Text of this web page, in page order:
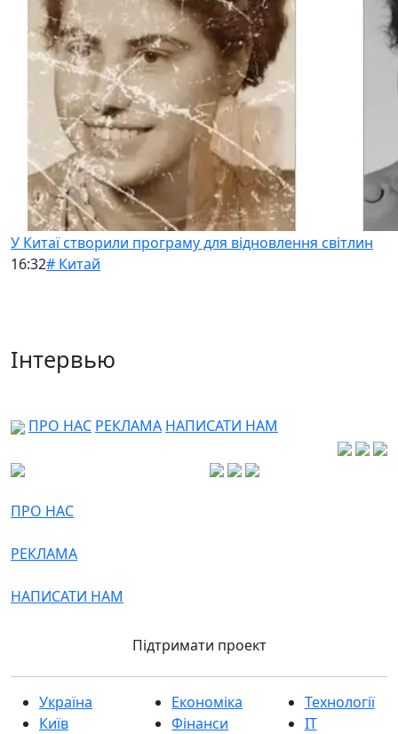
У Китаї створили програму для відновлення світлин
16:32# Китай
Інтервью
ПРО НАС РЕКЛАМА НАПИСАТИ НАМ
ПРО НАС
РЕКЛАМА
НАПИСАТИ НАМ
Підтримати проект
Україна
Київ
Економіка
Фінанси
Технології
IT